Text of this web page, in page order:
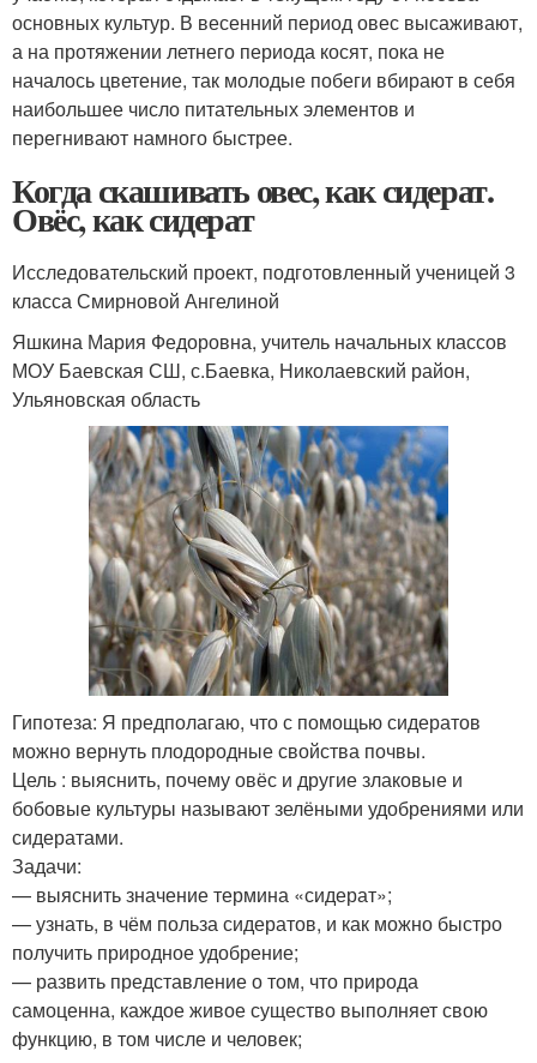
основных культур. В весенний период овес высаживают,
а на протяжении летнего периода косят, пока не
началось цветение, так молодые побеги вбирают в себя
наибольшее число питательных элементов и
перегнивают намного быстрее.
Когда скашивать овес, как сидерат.
Овёс, как сидерат
Исследовательский проект, подготовленный ученицей 3
класса Смирновой Ангелиной
Яшкина Мария Федоровна, учитель начальных классов
МОУ Баевская СШ, с.Баевка, Николаевский район,
Ульяновская область
Гипотеза: Я предполагаю, что с помощью сидератов
можно вернуть плодородные свойства почвы.
Цель : выяснить, почему овёс и другие злаковые и
бобовые культуры называют зелёными удобрениями или
сидератами.
Задачи:
— выяснить значение термина «сидерат»;
— узнать, в чём польза сидератов, и как можно быстро
получить природное удобрение;
— развить представление о том, что природа
самоценна, каждое живое существо выполняет свою
функцию, в том числе и человек;